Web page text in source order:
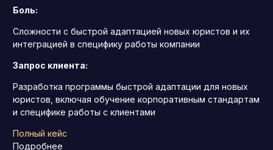
Боль:
Сложности с быстрой адаптацией новых юристов и их
интеграцией в специфику работы компании
Запрос клиента:
Разработка программы быстрой адаптации для новых
юристов, включая обучение корпоративным стандартам
и специфике работы с клиентами
Полный кейс
Подробнее